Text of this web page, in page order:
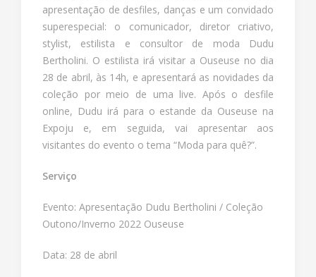
apresentação de desfiles, danças e um convidado
superespecial: o comunicador, diretor criativo,
stylist, estilista e consultor de moda Dudu
Bertholini. O estilista irá visitar a Ouseuse no dia
28 de abril, às 14h, e apresentará as novidades da
coleção por meio de uma live. Após o desfile
online, Dudu irá para o estande da Ouseuse na
Expoju e, em seguida, vai apresentar aos
visitantes do evento o tema “Moda para quê?”.
Serviço
Evento: Apresentação Dudu Bertholini / Coleção
Outono/Inverno 2022 Ouseuse
Data: 28 de abril